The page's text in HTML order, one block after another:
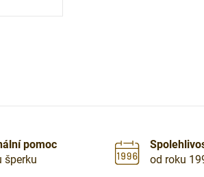
pomoc
šperku
od roku